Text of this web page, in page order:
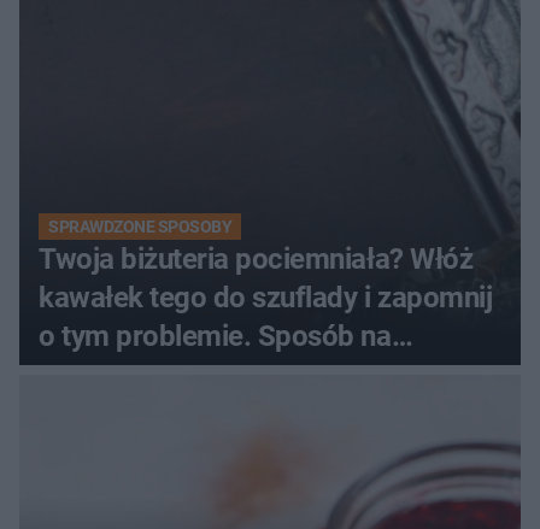
SPRAWDZONE SPOSOBY
Twoja biżuteria pociemniała? Włóż
kawałek tego do szuflady i zapomnij
o tym problemie. Sposób na
pociemniałą biżuterię